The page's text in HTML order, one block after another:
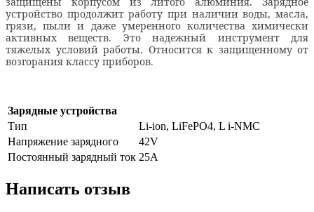
устройство продолжит работу при наличии воды, масла,
грязи, пыли и даже умеренного количества химически
активных веществ. Это надежный инструмент для
тяжелых условий работы. Относится к защищенному от
возгорания классу приборов.
Зарядные устройства
Тип
Li-ion, LiFePO4, L i-NMC
Напряжение зарядного
42V
Постоянный зарядный ток 25A
Написать отзыв